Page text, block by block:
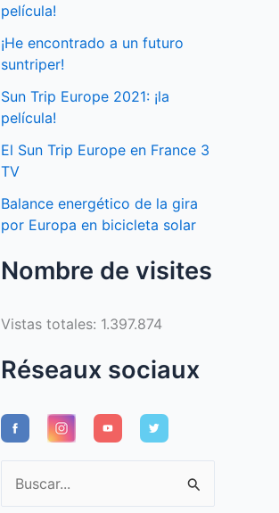
película!
¡He encontrado a un futuro
suntriper!
Sun Trip Europe 2021: ¡la
película!
El Sun Trip Europe en France 3
TV
Balance energético de la gira
por Europa en bicicleta solar
Nombre de visites
Vistas totales: 1.397.874
Réseaux sociaux
u